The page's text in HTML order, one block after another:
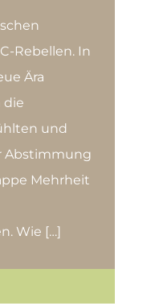
Rebellen. In
Ära
die
und
Abstimmung
Mehrheit
Wie […]